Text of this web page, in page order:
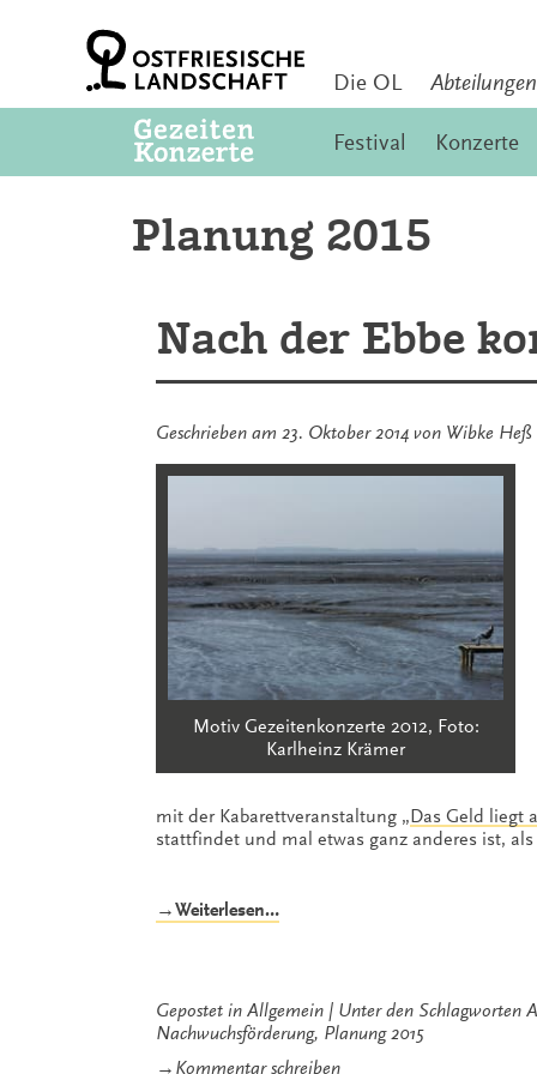
Die OL Abteilungen
Festival Konzerte
Planung 2015
Nach der Ebbe
Geschrieben am 23. Oktober 2014 von Wibke Heß
Motiv Gezeitenkonzerte 2012, Foto:
Karlheinz Krämer
mit der Kabarettveranstaltung „ Das Geld liegt
stattfindet und mal etwas ganz anderes ist,
→Weiterlesen…„Nach
Flut“
Gepostet in Allgemein Unter den Schlagworten
Nachwuchsförderung, Planung 2015
→ Kommentar schreibenzu